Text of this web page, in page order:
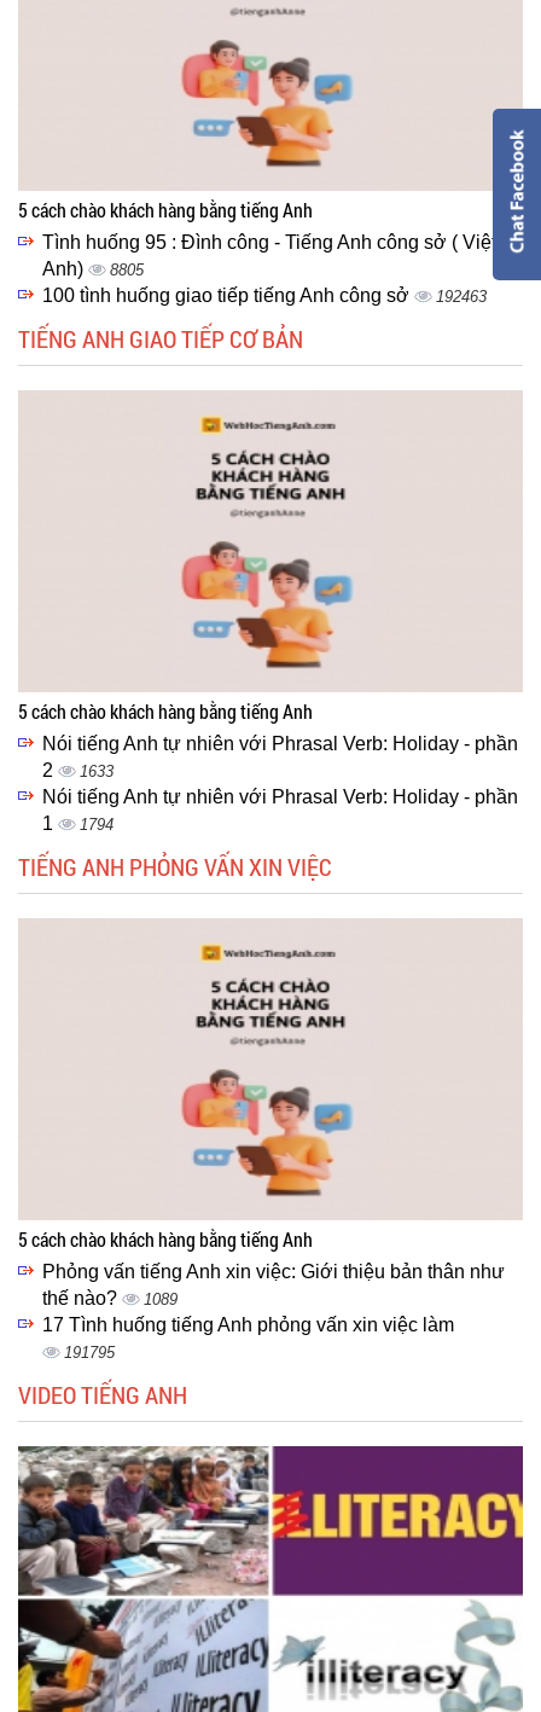
5 cách chào khách hàng bằng tiếng Anh
Tình huống 95 : Đình công - Tiếng Anh công sở ( Việt -
Anh)
8805
100 tình huống giao tiếp tiếng Anh công sở 192463
TIẾNG ANH GIAO TIẾP CƠ BẢN
5 cách chào khách hàng bằng tiếng Anh
Nói tiếng Anh tự nhiên với Phrasal Verb: Holiday - phần
2
1633
Nói tiếng Anh tự nhiên với Phrasal Verb: Holiday - phần
1
1794
TIẾNG ANH PHỎNG VẤN XIN VIỆC
5 cách chào khách hàng bằng tiếng Anh
Phỏng vấn tiếng Anh xin việc: Giới thiệu bản thân như
thế nào?
1089
17 Tình huống tiếng Anh phỏng vấn xin việc làm
191795
VIDEO TIẾNG ANH